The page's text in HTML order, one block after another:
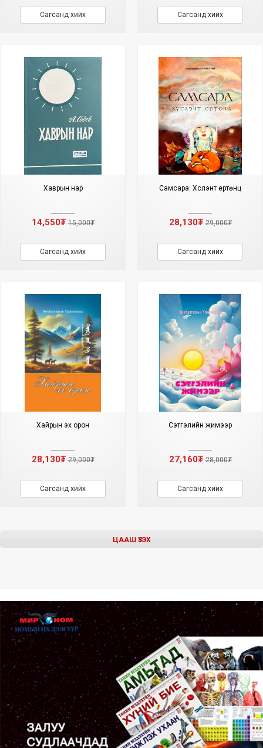
Сагсанд хийх Сагсанд хийх
Хаврын нар
14,550₮15,000₮
Сагсанд хийх
Самсара: Хүслэнт ертөнц
28,130₮29,000₮
Сагсанд хийх
Хайрын эх орон
28,130₮29,000₮
Сагсанд хийх
Сэтгэлийн жимээр
27,160₮28,000₮
Сагсанд хийх
ЦААШ ҮЗЭХ